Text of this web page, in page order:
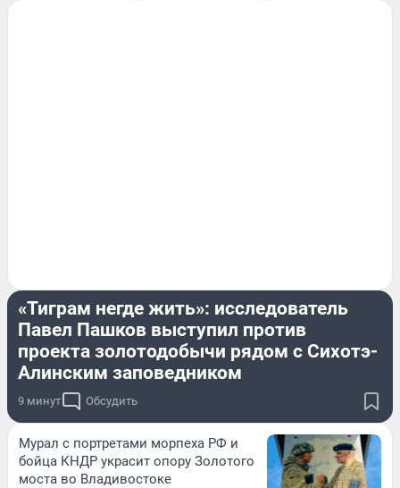
«Тиграм негде жить»: исследователь
Павел Пашков выступил против
проекта золотодобычи рядом с Сихотэ-
Алинским заповедником
9 минут Обсудить
Мурал с портретами морпеха РФ и
бойца КНДР украсит опору Золотого
моста во Владивостоке